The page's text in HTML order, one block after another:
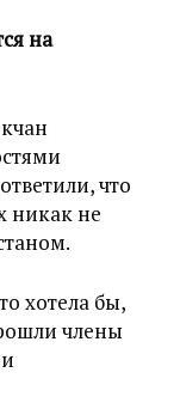
на
что
никак не
хотела бы,
члены